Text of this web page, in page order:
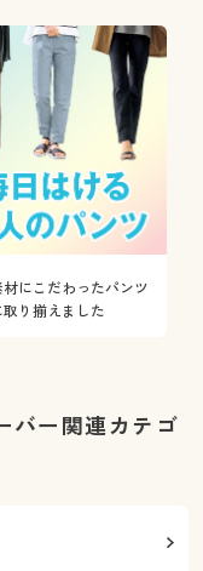
にこだわったパンツ
り揃えました
バー関連カテゴ